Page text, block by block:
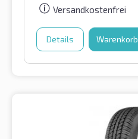
Versandkostenfrei
Details Warenkorb